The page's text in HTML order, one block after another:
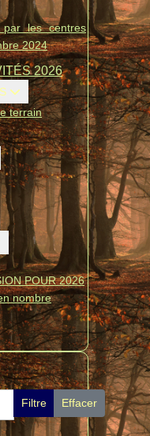
par les centres
2024
2026
terrain
POUR 2026
nombre
Filtre Effacer